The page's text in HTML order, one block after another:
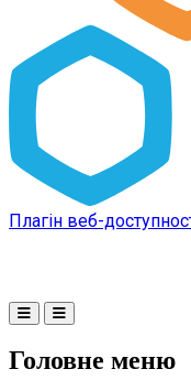
Плагін веб-
Головне меню